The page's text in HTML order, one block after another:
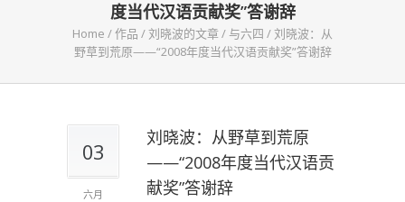
度当代汉语贡献奖”答谢辞
Home /作品 /刘晓波的文章/ 与六四 /刘晓波：从
野草到荒原——“2008年度当代汉语贡献奖”答谢辞
03
六月
刘晓波：从野草到荒原
——“2008年度当代汉语贡
献奖”答谢辞